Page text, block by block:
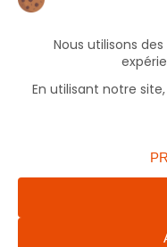
82000 Montauban
05 63 66 49 06
Bureaux ouverts le
mercredi et